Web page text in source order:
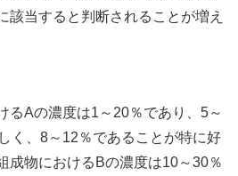
該当すると判断されることが増え
るAの濃度は1～20％であり、5～
く、8～12％であることが特に好
成物におけるBの濃度は10～30％